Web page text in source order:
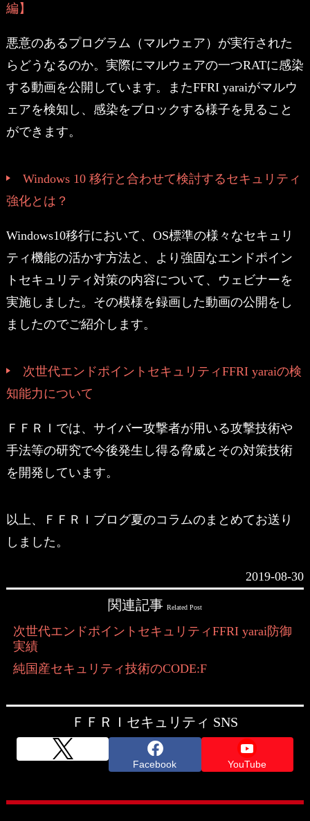
編】
悪意のあるプログラム（マルウェア）が実行された
らどうなるのか。実際にマルウェアの一つRATに感染
する動画を公開しています。またFFRI yaraiがマルウ
ェアを検知し、感染をブロックする様子を見ること
ができます。
Windows 10 移行と合わせて検討するセキュリティ
強化とは？
Windows10移行において、OS標準の様々なセキュリ
ティ機能の活かす方法と、より強固なエンドポイン
トセキュリティ対策の内容について、ウェビナーを
実施しました。その模様を録画した動画の公開をし
ましたのでご紹介します。
次世代エンドポイントセキュリティFFRI yaraiの検
知能力について
ＦＦＲＩでは、サイバー攻撃者が用いる攻撃技術や
手法等の研究で今後発生し得る脅威とその対策技術
を開発しています。
以上、ＦＦＲＩブログ夏のコラムのまとめてお送り
しました。
2019-08-30
関連記事 Related Post
次世代エンドポイントセキュリティFFRI yarai防御
実績
純国産セキュリティ技術のCODE:F
ＦＦＲＩセキュリティ SNS
Facebook YouTube